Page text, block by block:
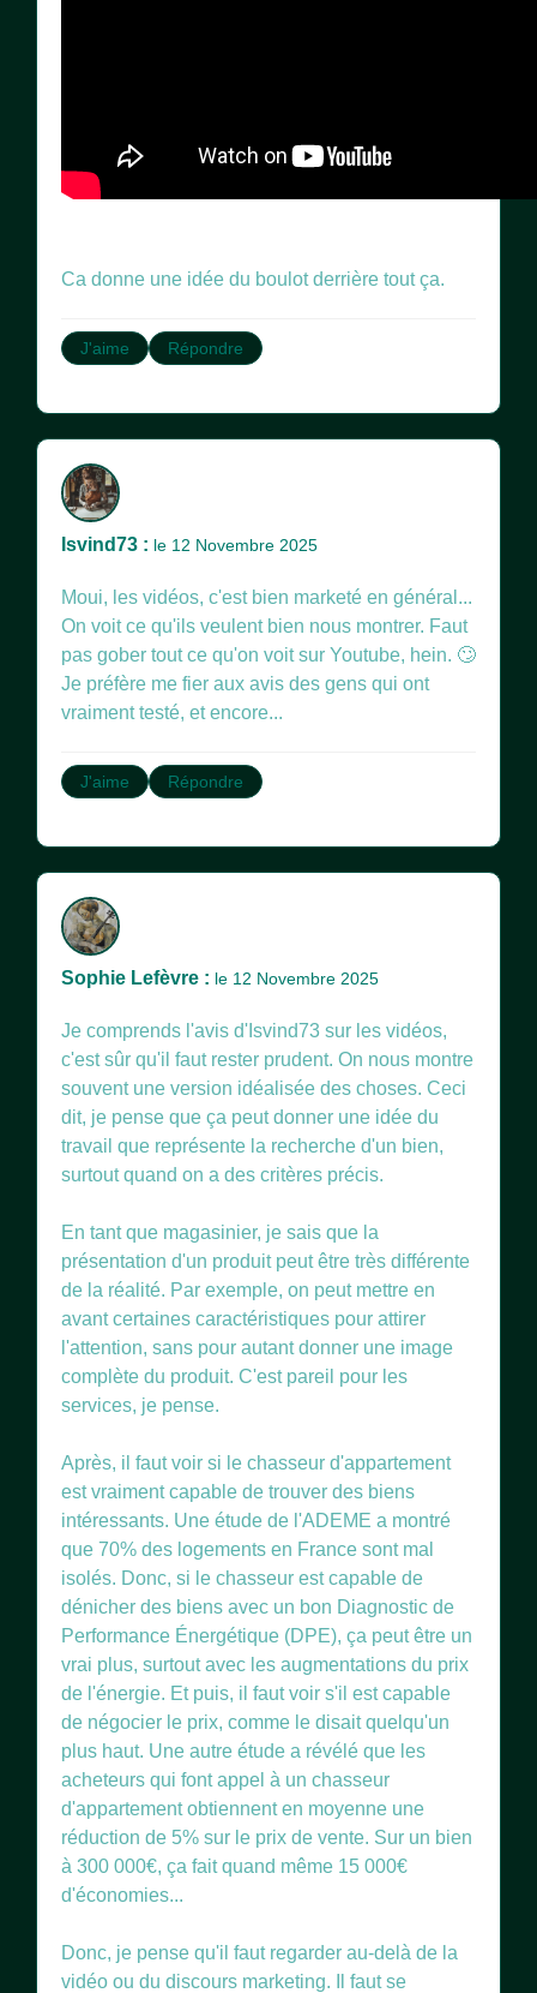
Ca donne une idée du boulot derrière tout ça.
J'aime Répondre
Isvind73 : le 12 Novembre 2025
Moui, les vidéos, c'est bien marketé en général...
On voit ce qu'ils veulent bien nous montrer. Faut
pas gober tout ce qu'on voit sur Youtube, hein. 🙄
Je préfère me fier aux avis des gens qui ont
vraiment testé, et encore...
J'aime Répondre
Sophie Lefèvre : le 12 Novembre 2025
Je comprends l'avis d'Isvind73 sur les vidéos,
c'est sûr qu'il faut rester prudent. On nous montre
souvent une version idéalisée des choses. Ceci
dit, je pense que ça peut donner une idée du
travail que représente la recherche d'un bien,
surtout quand on a des critères précis.
En tant que magasinier, je sais que la
présentation d'un produit peut être très différente
de la réalité. Par exemple, on peut mettre en
avant certaines caractéristiques pour attirer
l'attention, sans pour autant donner une image
complète du produit. C'est pareil pour les
services, je pense.
Après, il faut voir si le chasseur d'appartement
est vraiment capable de trouver des biens
intéressants. Une étude de l'ADEME a montré
que 70% des logements en France sont mal
isolés. Donc, si le chasseur est capable de
dénicher des biens avec un bon Diagnostic de
Performance Énergétique (DPE), ça peut être un
vrai plus, surtout avec les augmentations du prix
de l'énergie. Et puis, il faut voir s'il est capable
de négocier le prix, comme le disait quelqu'un
plus haut. Une autre étude a révélé que les
acheteurs qui font appel à un chasseur
d'appartement obtiennent en moyenne une
réduction de 5% sur le prix de vente. Sur un bien
à 300 000€, ça fait quand même 15 000€
d'économies...
Donc, je pense qu'il faut regarder au-delà de la
vidéo ou du discours marketing. Il faut se